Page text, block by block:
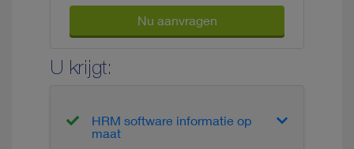
Nu aanvragen
U krijgt:
HRM software informatie op
maat